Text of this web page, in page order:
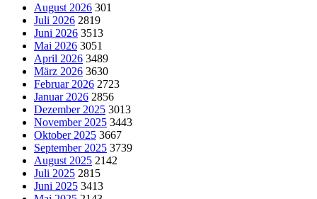
August 2026 301
Juli 2026 2819
Juni 2026 3513
Mai 2026 3051
April 2026 3489
März 2026 3630
Februar 2026 2723
Januar 2026 2856
Dezember 2025 3013
November 2025 3443
Oktober 2025 3667
September 2025 3739
August 2025 2142
Juli 2025 2815
Juni 2025 3413